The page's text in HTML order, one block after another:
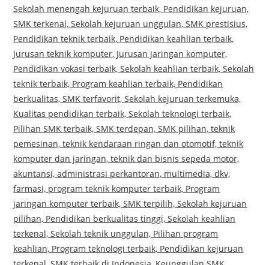
Sekolah menengah kejuruan terbaik, Pendidikan kejuruan,
SMK terkenal, Sekolah kejuruan unggulan, SMK prestisius,
Pendidikan teknik terbaik, Pendidikan keahlian terbaik,
Jurusan teknik komputer, Jurusan jaringan komputer,
Pendidikan vokasi terbaik, Sekolah keahlian terbaik, Sekolah
teknik terbaik, Program keahlian terbaik, Pendidikan
berkualitas, SMK terfavorit, Sekolah kejuruan terkemuka,
Kualitas pendidikan terbaik, Sekolah teknologi terbaik,
Pilihan SMK terbaik, SMK terdepan, SMK pilihan, teknik
pemesinan, teknik kendaraan ringan dan otomotif, teknik
komputer dan jaringan, teknik dan bisnis sepeda motor,
akuntansi, administrasi perkantoran, multimedia, dkv,
farmasi, program teknik komputer terbaik, Program
jaringan komputer terbaik, SMK terpilih, Sekolah kejuruan
pilihan, Pendidikan berkualitas tinggi, Sekolah keahlian
terkenal, Sekolah teknik unggulan, Pilihan program
keahlian, Program teknologi terbaik, Pendidikan kejuruan